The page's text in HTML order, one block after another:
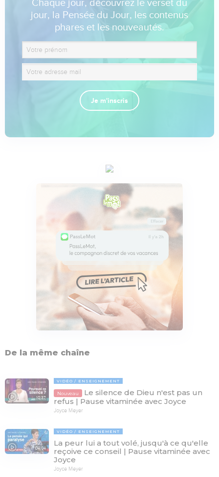
Chaque jour, découvrez le verset du
jour, la Pensée du Jour, les contenus
phares et les nouveautés.
Je m'inscris
De la même chaîne
10:37
VIDÉO ENSEIGNEMENT
Nouveau
Le silence de Dieu n'est pas un
refus | Pause vitaminée avec Joyce
Joyce Meyer
04:04
VIDÉO ENSEIGNEMENT
La peur lui a tout volé, jusqu'à ce qu'elle
reçoive ce conseil | Pause vitaminée avec
Joyce
Joyce Meyer